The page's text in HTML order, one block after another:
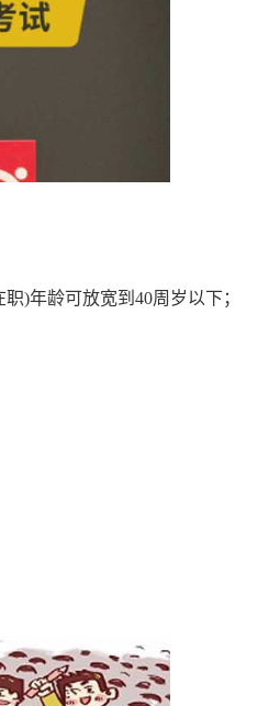
)年龄可放宽到40周岁以下；